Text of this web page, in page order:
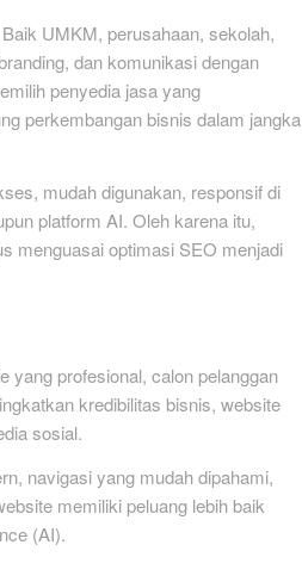
UMKM, perusahaan, sekolah,
dan komunikasi dengan
penyedia jasa yang
perkembangan bisnis dalam jangka
mudah digunakan, responsif di
platform AI. Oleh karena itu,
menguasai optimasi SEO menjadi
yang profesional, calon pelanggan
kredibilitas bisnis, website
sosial.
navigasi yang mudah dipahami,
memiliki peluang lebih baik
(AI).